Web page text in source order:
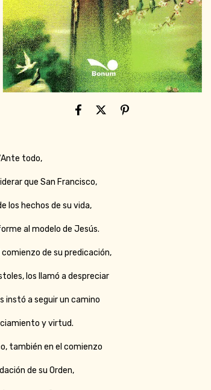
todo,
que San Francisco,
los hechos de su vida,
al modelo de Jesús.
de su predicación,
los llamó a despreciar
instó a seguir un camino
y virtud.
también en el comienzo
de su Orden,